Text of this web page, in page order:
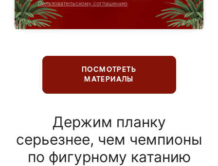
Пользовательскому соглашению
ПОСМОТРЕТЬ
МАТЕРИАЛЫ
Держим планку
серьезнее, чем чемпионы
по фигурному катанию